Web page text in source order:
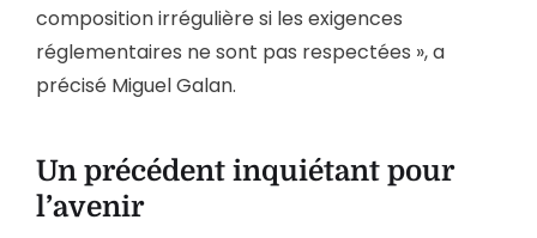
composition irrégulière si les exigences
réglementaires ne sont pas respectées », a
précisé Miguel Galan.
Un précédent inquiétant pour
l’avenir